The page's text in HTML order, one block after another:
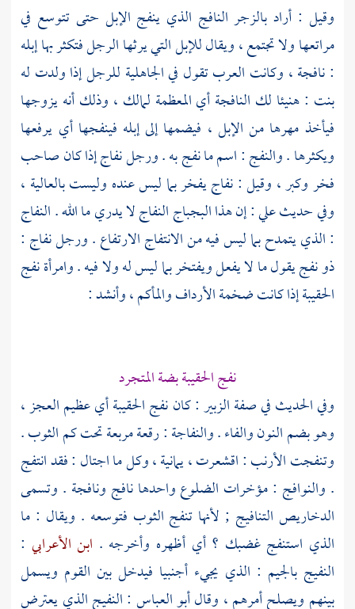
وقيل : أراد بالزجر النافج الذي ينفج الإبل حتى تتوسع في
مراتعها ولا تجتمع ، ويقال للإبل التي يرثها الرجل فتكثر بها إبله
: نافجة ، وكانت العرب تقول في الجاهلية للرجل إذا ولدت له
بنت : هنيئا لك النافجة أي المعظمة لمالك ، وذلك أنه يزوجها
فيأخذ مهرها من الإبل ، فيضمها إلى إبله فينفجها أي يرفعها
ويكثرها . والنفج : اسم ما نفج به . ورجل نفاج إذا كان صاحب
فخر وكبر ، وقيل : نفاج يفخر بما ليس عنده وليست بالعالية ،
وفي حديثعلي: إن هذا البجباج النفاج لا يدري ما الله . النفاج
: الذي يتمدح بما ليس فيه من الانتفاج الارتفاع . ورجل نفاج :
ذو نفج يقول ما لا يفعل ويفتخر بما ليس له ولا فيه . وامرأة نفج
الحقيبة إذا كانت ضخمة الأرداف والمأكم ، وأنشد :
نفج الحقيبة بضة المتجرد
وفي الحديث في صفةالزبير: كان نفج الحقيبة أي عظيم العجز ،
وهو بضم النون والفاء . والنفاجة : رقعة مربعة تحت كم الثوب .
وتنفجت الأرنب : اقشعرت ، يمانية ، وكل ما اجتال : فقد انتفج
. والنوافج : مؤخرات الضلوع واحدها نافج ونافجة . وتسمى
الدخاريص التنافيج ; لأنها تنفج الثوب فتوسعه . ويقال : ما
الذي استنفج غضبك ؟ أي أظهره وأخرجه . ابن الأعرابي :
النفيج بالجيم : الذي يجيء أجنبيا فيدخل بين القوم ويسمل
بينهم ويصلح أمرهم ، وقالأبو العباس : النفيج الذي يعترض